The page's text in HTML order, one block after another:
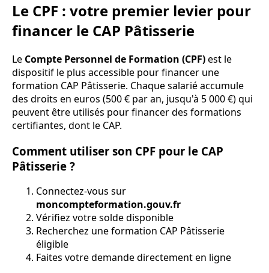
Le CPF : votre premier levier pour
financer le CAP Pâtisserie
Le Compte Personnel de Formation (CPF)est le
dispositif le plus accessible pour financer une
formation CAP Pâtisserie. Chaque salarié accumule
des droits en euros (500 € par an, jusqu'à 5 000 €) qui
peuvent être utilisés pour financer des formations
certifiantes, dont le CAP.
Comment utiliser son CPF pour le CAP
Pâtisserie ?
Connectez-vous sur
moncompteformation.gouv.fr
Vérifiez votre solde disponible
Recherchez une formation CAP Pâtisserie
éligible
Faites votre demande directement en ligne